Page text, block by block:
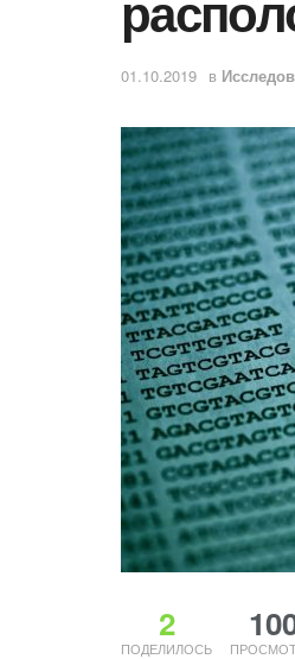
01.10.2019 в
2
ПОДЕЛИЛОСЬ